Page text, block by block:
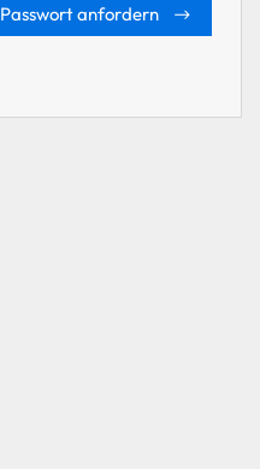
Passwort anfordern